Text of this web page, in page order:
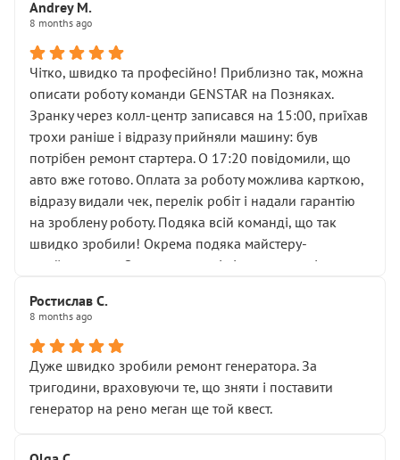
це звучить як мінімум непрофесійно, а як максимум —
спроба продати дорогий вузол замість елементарних
ущільнювачів.
Що прикро — це не перший мій візит. Раніше міняв у
вас стартер, і тоді сервіс наче справив хороше
враження. Але згодом знайшов декілька гайок під
лобовим склом. Мені пояснили, що це “старі гайки, які
відкручували”, і попросили не хвилюватися. ( надіюсь
новий власник, не застяг в полі))
Але після нинішнього візиту такі дрібниці вже не
здаються дрібницями.
Я — клієнт, який працює на довірі, і саме її цей сервіс
Хотілося б більше:
• належної уваги до авто
• прозорості в роботах і рахунках
• реальної діагностики, а не формального
“подивились і поїхав”
На жаль, складається враження, що сервіс працює не
Andrey M.
8 months ago
Чітко, швидко та професійно! Приблизно так, можна
описати роботу команди GENSTAR на Позняках.
Зранку через колл-центр записався на 15:00, приїхав
трохи раніше і відразу прийняли машину: був
потрібен ремонт стартера. О 17:20 повідомили, що
авто вже готово. Оплата за роботу можлива карткою,
відразу видали чек, перелік робіт і надали гарантію
на зроблену роботу. Подяка всій команді, що так
швидко зробили! Окрема подяка майстеру-
приймальнику Олександру: всі чітко та по суті.
звертатися до цього автосервісу.
Ростислав С.
8 months ago
Дуже швидко зробили ремонт генератора. За
тригодини, враховуючи те, що зняти і поставити
генератор на рено меган ще той квест.